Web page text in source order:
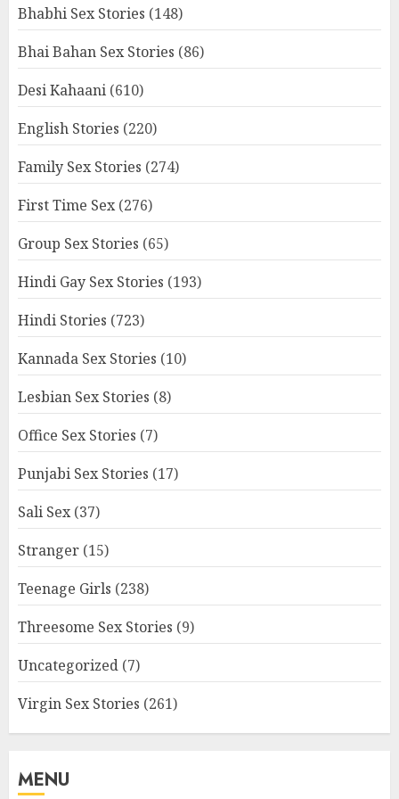
Bhabhi Sex Stories (148)
Bhai Bahan Sex Stories (86)
Desi Kahaani (610)
English Stories (220)
Family Sex Stories (274)
First Time Sex(276)
Group Sex Stories (65)
Hindi Gay Sex Stories (193)
Hindi Stories (723)
Kannada Sex Stories (10)
Lesbian Sex Stories (8)
Office Sex Stories (7)
Punjabi Sex Stories (17)
Sali Sex(37)
Stranger (15)
Teenage Girls (238)
Threesome Sex Stories (9)
Uncategorized (7)
Virgin Sex Stories (261)
MENU